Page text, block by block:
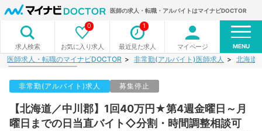
医師の求人・転職・アルバイトはマイナビDOCTOR
求人検索 お気に入り求人
0
最近見た求人
1
マイページ MENU
医師求人・転職のマイナビDOCTOR 非常勤(アルバイト)医師求人 北海道
非常勤(アルバイト)求人 募集停止
【北海道／中川郡】1回40万円★第4週金曜日～月
曜日までの日当直バイト◇分割・時間調整相談可